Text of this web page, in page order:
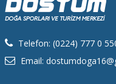
Telefon: (0224) 777 0
Email: